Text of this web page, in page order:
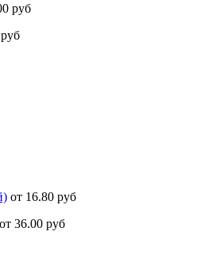
руб
от 16.80 руб
от 36.00 руб